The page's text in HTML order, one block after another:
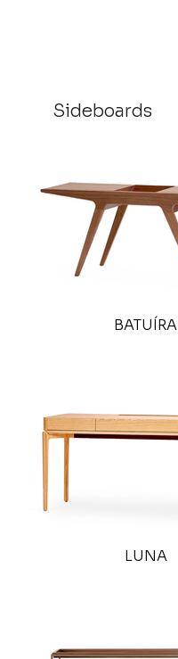
Sideboards
BATUÍRA
LUNA